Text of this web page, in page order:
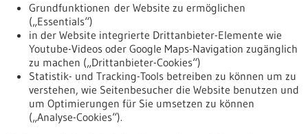
https://www.gesundheitsindustrie-
bw.de/fachbeitrag/pm/wirtschaftskongress-bw-meets-uk-
mit-den-britischen-partnern-im-gespraech-und-im-
geschaeft-bleiben
Pressemitteilung - 24.11.2021
Grundfunktionen der Website zu ermöglichen
(„Essentials“)
in der Website integrierte Drittanbieter-Elemente wie
Youtube-Videos oder Google Maps-Navigation zugänglich
zu machen („Drittanbieter-Cookies“)
Statistik- und Tracking-Tools betreiben zu können um zu
verstehen, wie Seitenbesucher die Website benutzen und
um Optimierungen für Sie umsetzen zu können
(„Analyse-Cookies“).